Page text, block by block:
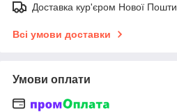
Доставка кур'єром Нової Пошти
Всі умови доставки
Умови оплати